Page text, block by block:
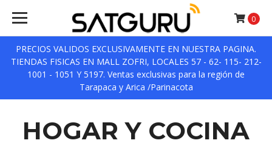
PRECIOS VALIDOS EXCLUSIVAMENTE EN NUESTRA PAGINA.
TIENDAS FISICAS EN MALL ZOFRI, LOCALES 57 - 62- 115- 212-
1001 - 1051 Y 5197. Ventas exclusivas para la región de
Tarapaca y Arica /Parinacota
0
HOGAR Y COCINA